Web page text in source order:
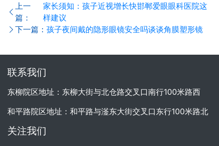
上一
篇：
家长须知：孩子近视增长快邯郸爱眼眼科医院这
样建议
下一篇： 孩子夜间戴的隐形眼镜安全吗谈谈角膜塑形镜
联系我们
东柳院区地址：东柳大街与北仓路交叉口南行100米路西
和平路院区地址：和平路与滏东大街交叉口东行100米路北
关注我们